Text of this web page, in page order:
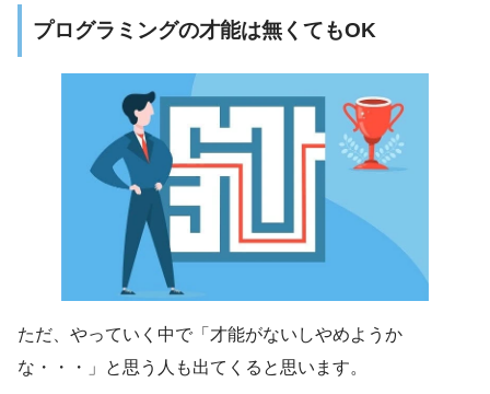
プログラミングの才能は無くてもOK
ただ、やっていく中で「才能がないしやめようか
な・・・」と思う人も出てくると思います。